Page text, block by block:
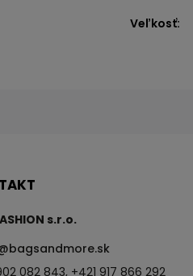
Veľkosť:
s.r.o.
bagsandmore.sk
082 843, +421 917 866 292